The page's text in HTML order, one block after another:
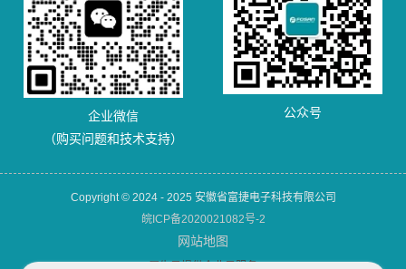
企业微信
（购买问题和技术支持）
公众号
Copyright © 2024 - 2025 安徽省富捷电子科技有限公司
皖ICP备2020021082号-2
网站地图